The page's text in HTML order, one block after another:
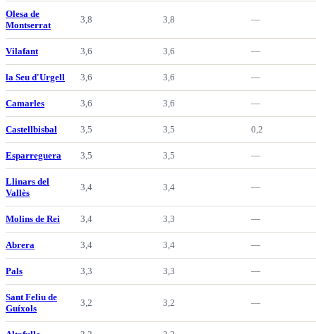
Olesa de
Montserrat
3,8 3,8 —
Vilafant 3,6 3,6 —
la Seu d'Urgell 3,6 3,6 —
Camarles 3,6 3,6 —
Castellbisbal 3,5 3,5 0,2
Esparreguera 3,5 3,5 —
Llinars del
Vallès
3,4 3,4 —
Molins de Rei 3,4 3,3 —
Abrera 3,4 3,4 —
Pals 3,3 3,3 —
Sant Feliu de
Guíxols
3,2 3,2 —